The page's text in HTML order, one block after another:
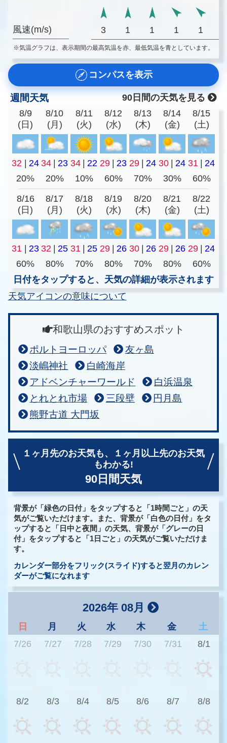
風速(m/s) 3 1 1 1 1
※気温グラフは、表示期間の最高気温を赤、最低気温を青としています。
コンパスを表示
週間天気
90日間の天気を見る
8/9
(日)
8/10
(月)
8/11
(火)
8/12
(水)
8/13
(木)
8/14
(金)
8/15
(土)
32 24 34 23 34 22 29 23 29 24 30 24 31
24
20%
20% 10% 60% 70% 30% 60%
8/16
(日)
8/17
(月)
8/18
(火)
8/19
(水)
8/20
(木)
8/21
(金)
8/22
(土)
31 23 32 25 31 25 29 26 30 26 29 26 29
24
60%
80% 70% 80% 70% 80%
60%
日付をタップすると、天気の詳細が表示されます
天気アイコンの意味について
和歌山県のおすすめスポット
ポルトヨーロッパ
友ヶ島
淡嶋神社
白崎海岸
アドベンチャーワールド
白浜温泉
とれとれ市場
三段壁
円月島
熊野古道 大門坂
１ヶ月先のお天気も、
１ヶ月以上先のお天気
もわかる!
90日間天気
背景が「緑色の日付」をタップすると「1時間ごと」の天
気がご覧いただけます。また、背景が「白色の日付」をタ
ップすると「日中と夜間」の天気、背景が「グレーの日
付」をタップすると「1日ごと」の天気がご覧いただけま
す。
カレンダー部分をフリック(スライド)すると翌月のカレン
ダーがご覧になれます
2026年 08月
日 月 火 水 木 金
土
7/26
7/27 7/28 7/29 7/30 7/31 8/1
8/2 8/3 8/4 8/5 8/6 8/7 8/8